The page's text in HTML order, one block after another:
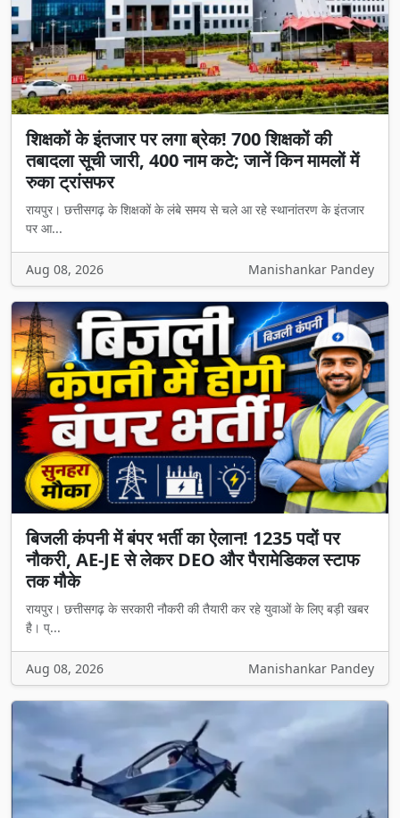
शिक्षकों के इंतजार पर लगा ब्रेक! 700 शिक्षकों की
तबादला सूची जारी, 400 नाम कटे; जानें किन मामलों में
रुका ट्रांसफर
रायपुर। छत्तीसगढ़ के शिक्षकों के लंबे समय से चले आ रहे स्थानांतरण के इंतजार
पर आ...
Aug 08, 2026 Manishankar Pandey
बिजली कंपनी में बंपर भर्ती का ऐलान! 1235 पदों पर
नौकरी, AE-JE से लेकर DEO और पैरामेडिकल स्टाफ
तक मौके
रायपुर। छत्तीसगढ़ के सरकारी नौकरी की तैयारी कर रहे युवाओं के लिए बड़ी खबर
है। प्...
Aug 08, 2026 Manishankar Pandey